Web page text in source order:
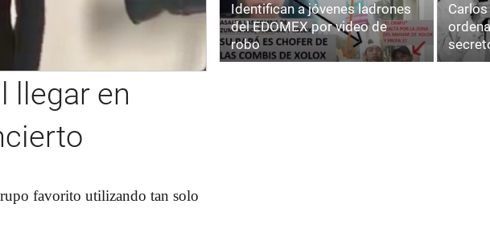
llegar en
favorito utilizando tan solo
Identifican a jóvenes ladrones
del EDOMEX por video de
robo